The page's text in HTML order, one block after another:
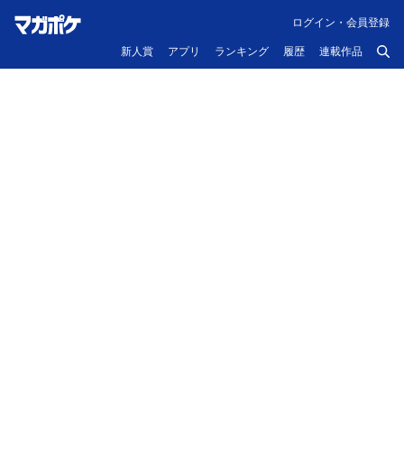
新人賞 アプリ ランキング 履歴 連載作品
ログイン・会員登録